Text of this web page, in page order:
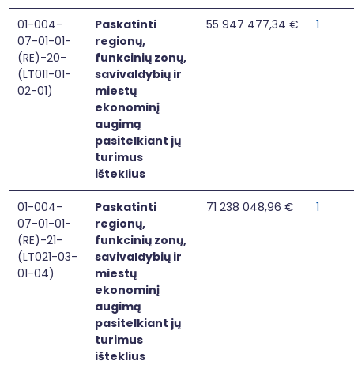
01-004-
07-01-01-
(RE)-20-
(LT011-01-
02-01)
Paskatinti
regionų,
funkcinių zonų,
savivaldybių ir
miestų
ekonominį
augimą
pasitelkiant jų
turimus
išteklius
55 947 477,34 € 1
01-004-
07-01-01-
(RE)-21-
(LT021-03-
01-04)
Paskatinti
regionų,
funkcinių zonų,
savivaldybių ir
miestų
ekonominį
augimą
pasitelkiant jų
turimus
išteklius
71 238 048,96 € 1